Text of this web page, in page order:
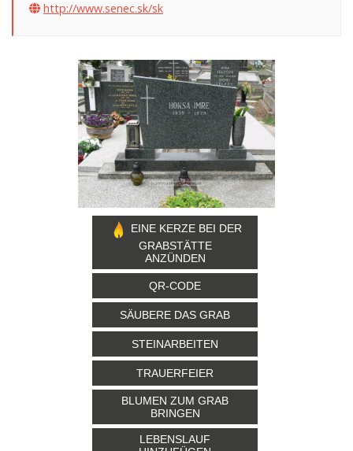
http://www.senec.sk/sk
EINE KERZE BEI DER
GRABSTÄTTE
ANZÜNDEN
QR-CODE
SÄUBERE DAS GRAB
STEINARBEITEN
TRAUERFEIER
BLUMEN ZUM GRAB
BRINGEN
LEBENSLAUF